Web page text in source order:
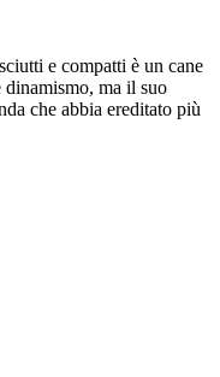
e compatti è un cane
dinamismo, ma il suo
che abbia ereditato più